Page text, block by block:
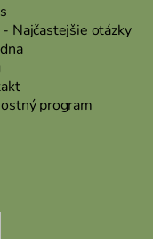
- Najčastejšie otázky
program